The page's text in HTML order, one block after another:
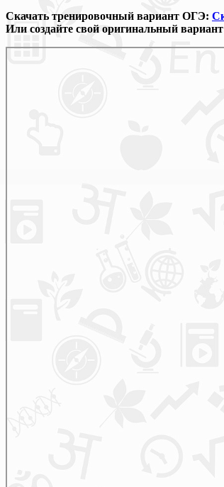
Скачать тренировочный вариант ОГЭ:
Или создайте свой оригинальный